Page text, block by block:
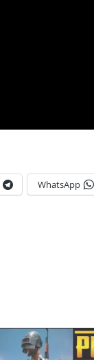
WhatsApp